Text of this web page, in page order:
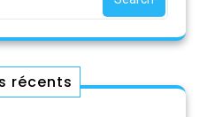
récents